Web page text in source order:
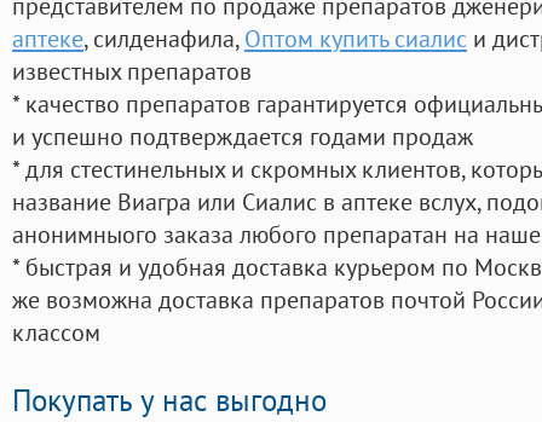
аптеке, силденафила, Оптом купить сиалис и
известных препаратов
* качество препаратов гарантируется
и успешно подтверждается годами продаж
* для стестинельных и скромных клиентов,
название Виагра или Сиалис в аптеке вслух,
анонимныого заказа любого препаратан на
* быстрая и удобная доставка курьером по
же возможна доставка препаратов почтой
классом
Покупать у нас выгодно